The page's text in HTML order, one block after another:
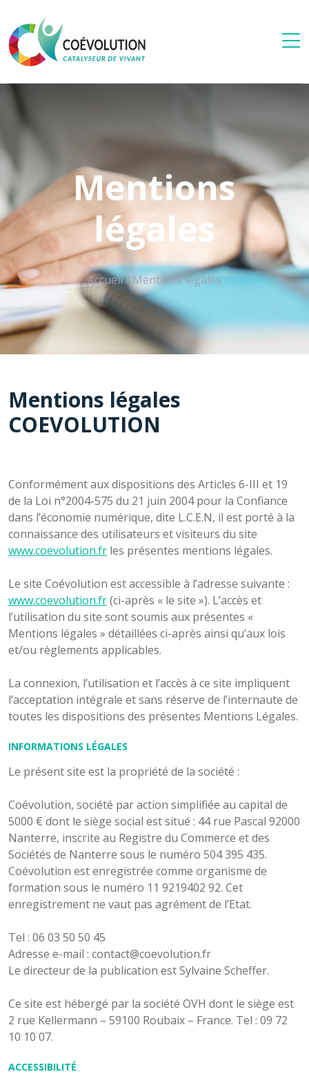
Mentions
légales
Accueil/Mentions légales
Mentions légales
COEVOLUTION
Conformément aux dispositions des Articles 6-III et 19
de la Loi n°2004-575 du 21 juin 2004 pour la Confiance
dans l’économie numérique, dite L.C.E.N, il est porté à la
connaissance des utilisateurs et visiteurs du site
www.coevolution.fr les présentes mentions légales.
Le site Coévolution est accessible à l’adresse suivante :
www.coevolution.fr(ci-après « le site »). L’accès et
l’utilisation du site sont soumis aux présentes «
Mentions légales » détaillées ci-après ainsi qu’aux lois
et/ou règlements applicables.
La connexion, l’utilisation et l’accès à ce site impliquent
l’acceptation intégrale et sans réserve de l’internaute de
toutes les dispositions des présentes Mentions Légales.
INFORMATIONS LÉGALES
Le présent site est la propriété de la société :
Coévolution, société par action simplifiée au capital de
5000 € dont le siège social est situé : 44 rue Pascal 92000
Nanterre, inscrite au Registre du Commerce et des
Sociétés de Nanterre sous le numéro 504 395 435.
Coévolution est enregistrée comme organisme de
formation sous le numéro 11 9219402 92. Cet
enregistrement ne vaut pas agrément de l’Etat.
Tel : 06 03 50 50 45
Adresse e-mail : contact@coevolution.fr
Le directeur de la publication est Sylvaine Scheffer.
Ce site est hébergé par la société OVH dont le siège est
2 rue Kellermann – 59100 Roubaix – France. Tel : 09 72
10 10 07.
ACCESSIBILITÉ